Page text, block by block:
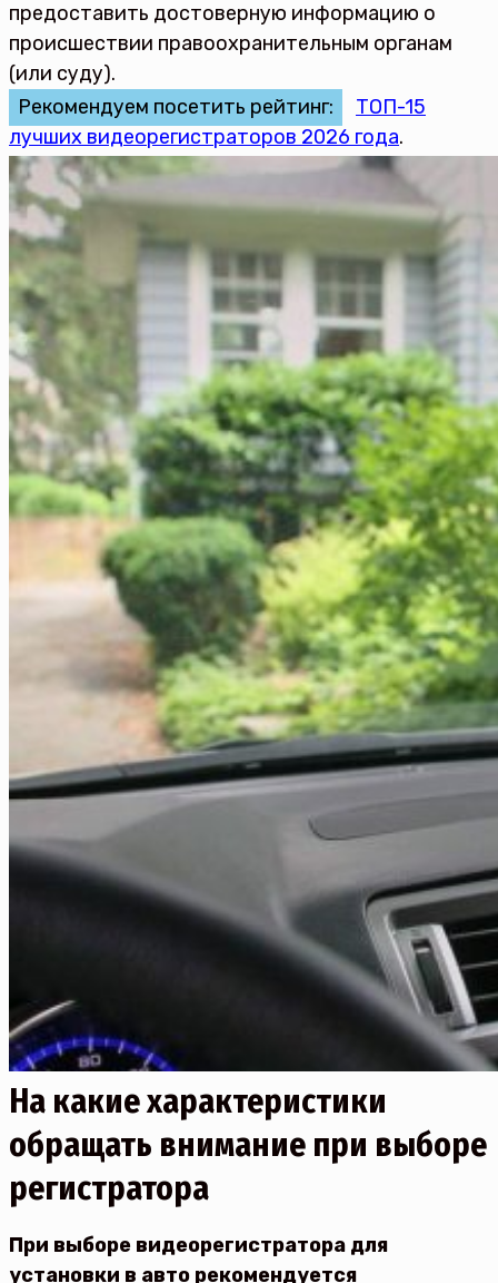
предоставить достоверную информацию о
происшествии правоохранительным органам
(или суду).
Рекомендуем посетить рейтинг:
ТОП-15
лучших видеорегистраторов 2026 года.
На какие характеристики
обращать внимание при выборе
регистратора
При выборе видеорегистратора для
установки в авто рекомендуется